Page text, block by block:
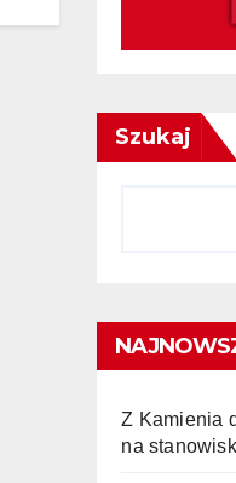
Szukaj
Z Kamienia
na